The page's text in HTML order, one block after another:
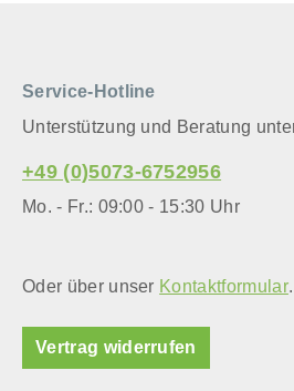
Service-Hotline
Unterstützung und Beratung
+49 (0)5073-6752956
Mo. - Fr.: 09:00 - 15:30 Uhr
Oder über unser Kontaktformular.
Vertrag widerrufen